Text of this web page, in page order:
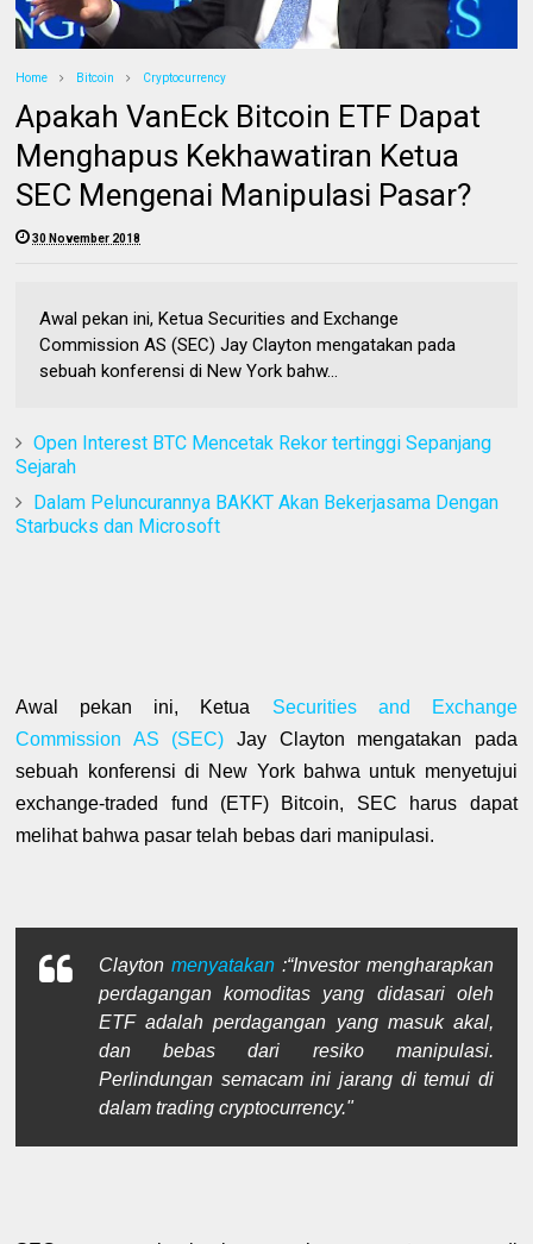
Home Bitcoin Cryptocurrency
Apakah VanEck Bitcoin ETF Dapat
Menghapus Kekhawatiran Ketua
SEC Mengenai Manipulasi Pasar?
30 November 2018
Awal pekan ini, Ketua Securities and Exchange
Commission AS (SEC) Jay Clayton mengatakan pada
sebuah konferensi di New York bahw...
Open Interest BTC Mencetak Rekor tertinggi Sepanjang
Sejarah
Dalam Peluncurannya BAKKT Akan Bekerjasama Dengan
Starbucks dan Microsoft
Awal pekan ini, Ketua Securities and Exchange
Commission AS (SEC) Jay Clayton mengatakan pada
sebuah konferensi di New York bahwa untuk menyetujui
exchange-traded fund (ETF) Bitcoin, SEC harus dapat
melihat bahwa pasar telah bebas dari manipulasi.
Claytonmenyatakan :“Investor mengharapkan
perdagangan komoditas yang didasari oleh
ETF adalah perdagangan yang masuk akal,
dan bebas dari resiko manipulasi.
Perlindungan semacam ini jarang di temui di
dalam trading cryptocurrency."